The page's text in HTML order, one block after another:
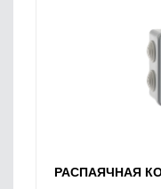
РАСПАЯЧНАЯ